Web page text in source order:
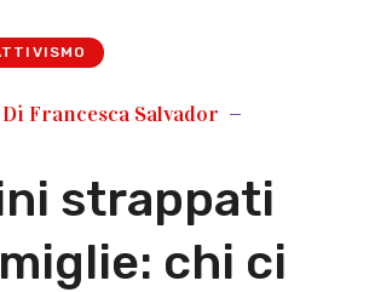
DiFrancesca Salvador
strappati
chi ci